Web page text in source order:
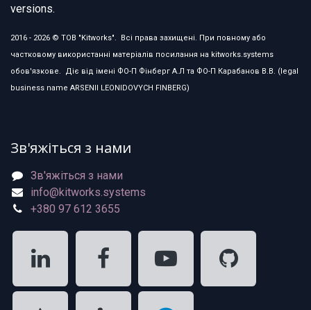
versions.
2016 - 2026 © ТОВ "Kitworks". Всі права захищені. При повному або
частковому використанні матеріалів посилання на kitworks.systems
обов'язкове. Діє від імені ФО-П Фінберг А.Л та ФО-П Карабанов В.В. (legal
business name ARSENII LEONIDOVYCH FINBERG)
Зв'яжіться з нами
Зв'яжіться з нами
info@kitworks.systems
+380 97 612 3655